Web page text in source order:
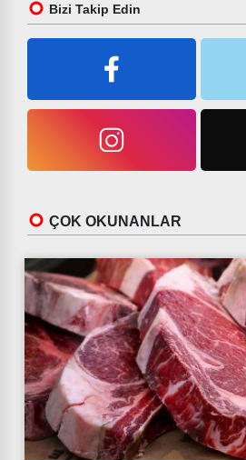
Bizi Takip Edin
ÇOK OKUNANLAR